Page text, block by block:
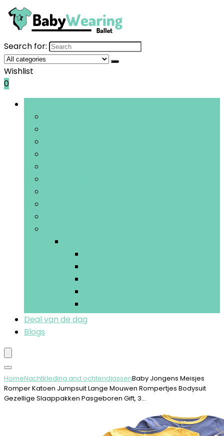
Search for:
Wishlist
0
Deal van de dag
Blogs
HomeNachtkleding and ochtendjassenBaby Jongens Meisjes
Romper Katoen Jumpsuit Lange Mouwen Rompertjes Bodysuit
Gezellige Slaappakken Pasgeboren Gift, 3…